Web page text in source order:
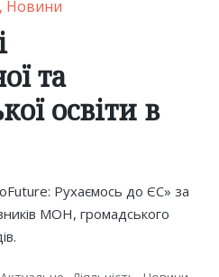
Новини
та
освіти в
Рухаємось до ЄС» за
МОН, громадського